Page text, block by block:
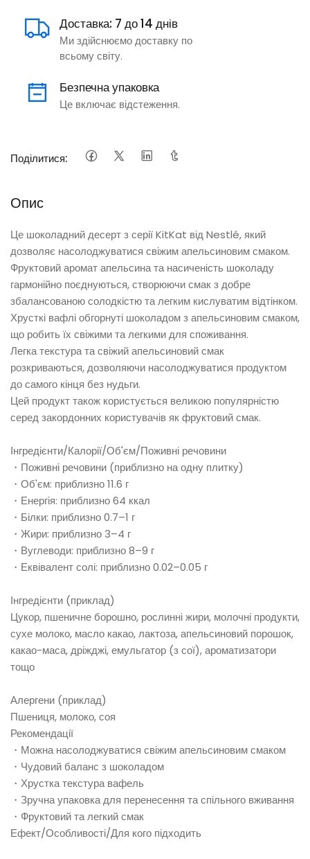
Доставка: 7 до 14 днів
Ми здійснюємо доставку по
всьому світу.
Безпечна упаковка
Це включає відстеження.
Поділитися:
Опис
Це шоколадний десерт з серії KitKat від Nestlé, який
дозволяє насолоджуватися свіжим апельсиновим смаком.
Фруктовий аромат апельсина та насиченість шоколаду
гармонійно поєднуються, створюючи смак з добре
збалансованою солодкістю та легким кислуватим відтінком.
Хрусткі вафлі обгорнуті шоколадом з апельсиновим смаком,
що робить їх свіжими та легкими для споживання.
Легка текстура та свіжий апельсиновий смак
розкриваються, дозволяючи насолоджуватися продуктом
до самого кінця без нудьги.
Цей продукт також користується великою популярністю
серед закордонних користувачів як фруктовий смак.
Інгредієнти/Калорії/Об'єм/Поживні речовини
・Поживні речовини (приблизно на одну плитку)
・Об'єм: приблизно 11.6 г
・Енергія: приблизно 64 ккал
・Білки: приблизно 0.7–1 г
・Жири: приблизно 3–4 г
・Вуглеводи: приблизно 8–9 г
・Еквівалент солі: приблизно 0.02–0.05 г
Інгредієнти (приклад)
Цукор, пшеничне борошно, рослинні жири, молочні продукти,
сухе молоко, масло какао, лактоза, апельсиновий порошок,
какао-маса, дріжджі, емульгатор (з сої), ароматизатори
тощо
Алергени (приклад)
Пшениця, молоко, соя
Рекомендації
・Можна насолоджуватися свіжим апельсиновим смаком
・Чудовий баланс з шоколадом
・Хрустка текстура вафель
・Зручна упаковка для перенесення та спільного вживання
・Фруктовий та легкий смак
Ефект/Особливості/Для кого підходить